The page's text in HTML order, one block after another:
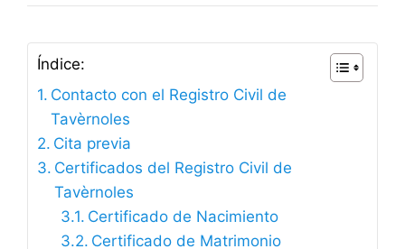
Índice:
Contacto con el Registro Civil de
Tavèrnoles
Cita previa
Certificados del Registro Civil de
Tavèrnoles
Certificado de Nacimiento
Certificado de Matrimonio